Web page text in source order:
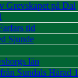
Grevskapet på Dal
tid
Sjunde
län
Sundals Härad